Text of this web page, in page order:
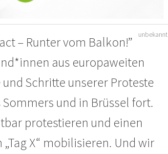
unbekannt
– Runter vom Balkon!”
aus europaweiten
Schritte unserer Proteste
und in Brüssel fort.
protestieren und einen
X“ mobilisieren. Und wir